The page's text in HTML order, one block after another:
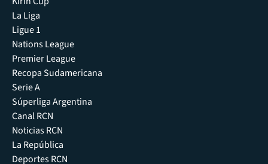
La Liga
Ligue 1
Nations League
Premier League
Recopa Sudamericana
Serie A
Súperliga Argentina
Canal RCN
Noticias RCN
La República
Deportes RCN